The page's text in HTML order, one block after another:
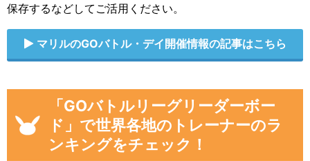
保存するなどしてご活用ください。
マリルのGOバトル・デイ開催情報の記事はこちら
「GOバトルリーグリーダーボー
ド」で世界各地のトレーナーのラ
ンキングをチェック！